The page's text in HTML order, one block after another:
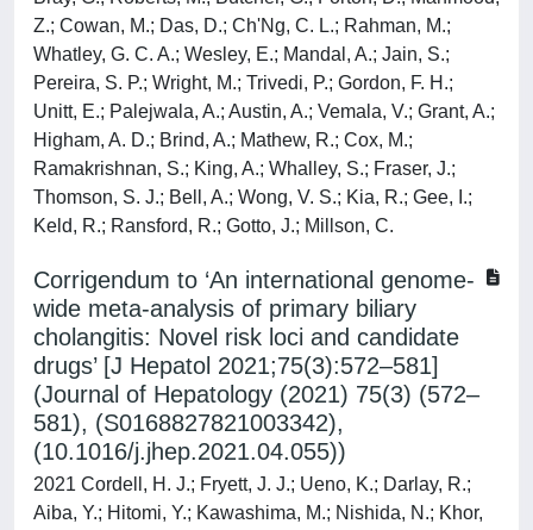
Z.; Cowan, M.; Das, D.; Ch'Ng, C. L.; Rahman, M.;
Whatley, G. C. A.; Wesley, E.; Mandal, A.; Jain, S.;
Pereira, S. P.; Wright, M.; Trivedi, P.; Gordon, F. H.;
Unitt, E.; Palejwala, A.; Austin, A.; Vemala, V.; Grant, A.;
Higham, A. D.; Brind, A.; Mathew, R.; Cox, M.;
Ramakrishnan, S.; King, A.; Whalley, S.; Fraser, J.;
Thomson, S. J.; Bell, A.; Wong, V. S.; Kia, R.; Gee, I.;
Keld, R.; Ransford, R.; Gotto, J.; Millson, C.
Corrigendum to ‘An international genome-
wide meta-analysis of primary biliary
cholangitis: Novel risk loci and candidate
drugs’ [J Hepatol 2021;75(3):572–581]
(Journal of Hepatology (2021) 75(3) (572–
581), (S0168827821003342),
(10.1016/j.jhep.2021.04.055))
2021 Cordell, H. J.; Fryett, J. J.; Ueno, K.; Darlay, R.;
Aiba, Y.; Hitomi, Y.; Kawashima, M.; Nishida, N.; Khor,